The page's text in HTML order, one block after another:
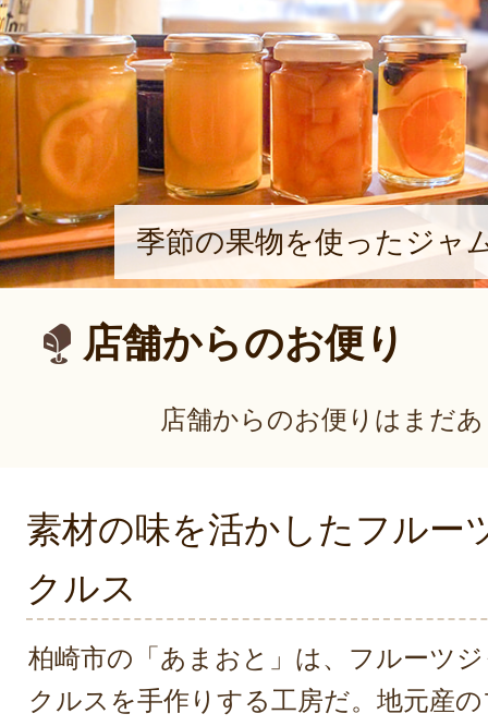
季節の果物を使ったジャ
店舗からのお便り
店舗からのお便りはまだ
素材の味を活かしたフルー
クルス
柏崎市の「あまおと」は、フルーツ
クルスを手作りする工房だ。地元産